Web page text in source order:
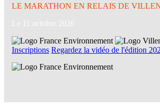
LE MARATHON EN RELAIS DE
Le 11 octobre 2026
Inscriptions Regardez la vidéo de l'édition